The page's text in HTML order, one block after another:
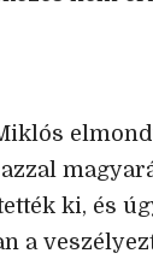
ki, és
a